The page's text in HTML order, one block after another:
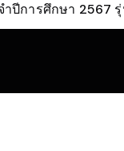
ปีการศึกษา 2567